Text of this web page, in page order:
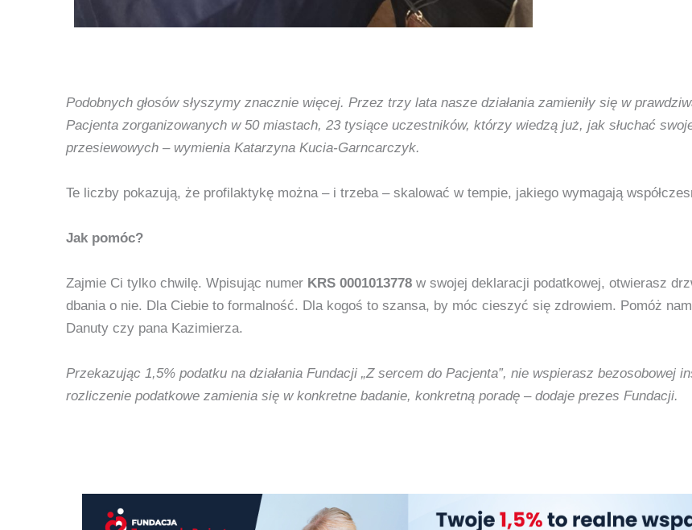
Podobnych głosów słyszymy znacznie więcej. Przez trzy lata nasze działania zamieniły się w
Pacjenta zorganizowanych w 50 miastach, 23 tysiące uczestników, którzy wiedzą już, jak słuchać
przesiewowych – wymienia Katarzyna Kucia-Garncarczyk.
Te liczby pokazują, że profilaktykę można – i trzeba – skalować w tempie, jakiego wymagają
Jak pomóc?
Zajmie Ci tylko chwilę. Wpisując numer KRS 0001013778 w swojej deklaracji podatkowej, otwierasz
dbania o nie. Dla Ciebie to formalność. Dla kogoś to szansa, by móc cieszyć się zdrowiem. Pomóż
Danuty czy pana Kazimierza.
Przekazując 1,5% podatku na działania Fundacji „Z sercem do Pacjenta”, nie wspierasz bezosobowej
rozliczenie podatkowe zamienia się w konkretne badanie, konkretną poradę – dodaje prezes Fundacji.